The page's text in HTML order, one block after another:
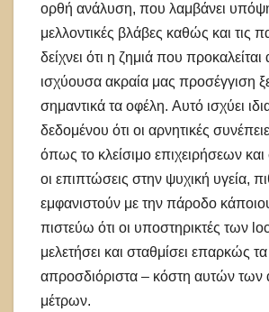
ορθή ανάλυση, που λαμβάνει υπόψη
μελλοντικές βλάβες καθώς και τις
δείχνει ότι η ζημιά που
ισχύουσα ακραία μας προσέγγιση
σημαντικά τα οφέλη. Αυτό ισχύει
δεδομένου ότι οι αρνητικές
όπως το κλείσιμο επιχειρήσεων και
οι επιπτώσεις στην ψυχική υγεία,
εμφανιστούν με την πάροδο
πιστεύω ότι οι υποστηρικτές των
μελετήσει και σταθμίσει επαρκώς
απροσδιόριστα – κόστη αυτών των
μέτρων.